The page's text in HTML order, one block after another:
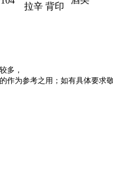
拉辛 背印
多，
作为参考之用；如有具体要求